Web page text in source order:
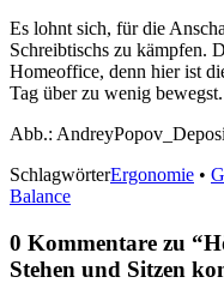
Es lohnt sich, für die
Schreibtischs zu kämpfen.
Homeoffice, denn hier ist
Tag über zu wenig bewegst.
Abb.:
SchlagwörterErgonomie •
Balance
0 Kommentare zu “
Stehen und Sitzen